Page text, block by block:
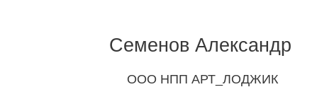
Семенов Александр
ООО НПП АРТ_ЛОДЖИК